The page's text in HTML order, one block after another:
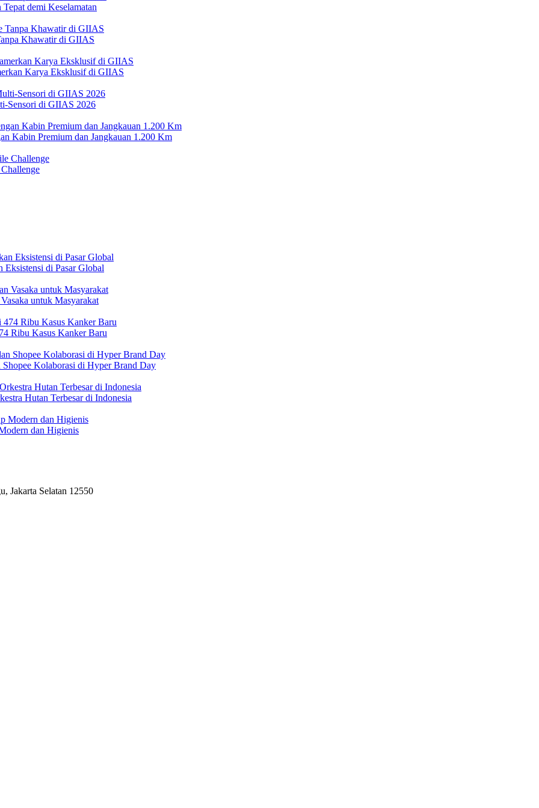
demi Keselamatan
Khawatir di GIIAS
Karya Eksklusif di GIIAS
Sensori di GIIAS 2026
Kabin Premium dan Jangkauan 1.200 Km
di Pasar Global
untuk Masyarakat
Ribu Kasus Kanker Baru
Kolaborasi di Hyper Brand Day
Hutan Terbesar di Indonesia
dan Higienis
Jakarta Selatan 12550